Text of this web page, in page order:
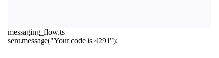
messaging_flow.ts
sent.message("Your code is 4291");